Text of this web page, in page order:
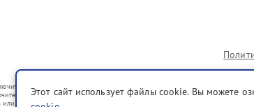
справочный характер.
для описания устройств, в отношении которых сервисные центры
их официальными представителями.
Этот сайт использует файлы cookie. Вы можете